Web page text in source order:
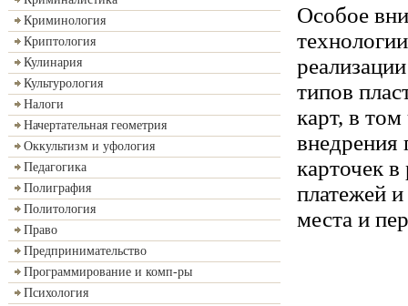
Криминология
Криптология
Кулинария
Культурология
Налоги
Начертательная геометрия
Оккультизм и уфология
Педагогика
Полиграфия
Политология
Право
Предпринимательство
Программирование и комп-ры
Психология
Особое
технологии
типов
карт, в
внедрения
карточек
платежей
места и